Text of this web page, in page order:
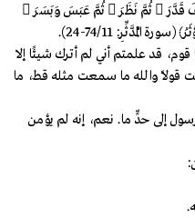
فَكَّرَ وَقَدَّرَ  فَقُتِلَ كَيْفَ قَدَّرَ  ثُمَّ قُتِلَ كَيْفَ قَدَّرَ  ثُمَّ نَظَرَ  ثُمَّ عَبَسَ وَبَسَرَ 
قد علمتم أني لم أترك شيئًا إلا
قولًا والله ما سمعت مثله قط، ما
إلى حدٍّ ما. نعم، إنه لم يؤمن